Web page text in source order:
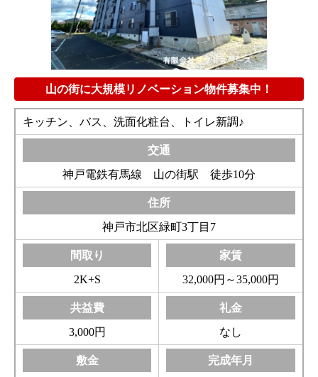
山の街に大規模リノベーション物件募集中！
キッチン、バス、洗面化粧台、トイレ新調♪
神戸電鉄有馬線 山の街駅 徒歩10分
神戸市北区緑町3丁目7
2K+S 32,000円～35,000円
3,000円 なし